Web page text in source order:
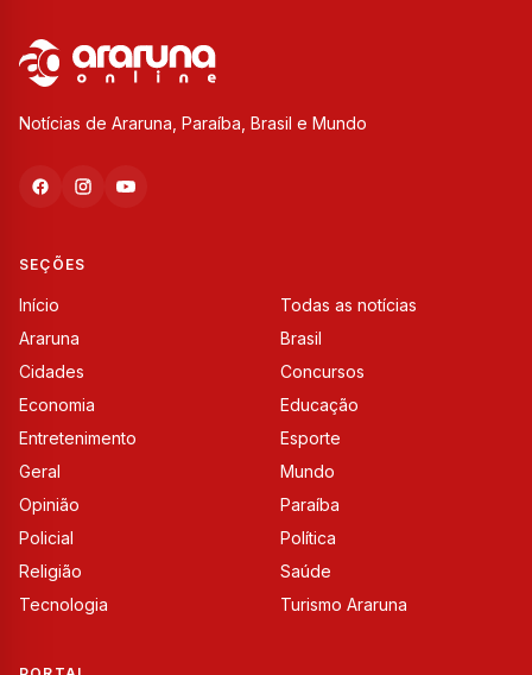
Notícias de Araruna, Paraíba, Brasil e Mundo
SEÇÕES
Início
Todas as notícias
Araruna
Brasil
Cidades
Concursos
Economia
Educação
Entretenimento
Esporte
Geral
Mundo
Opinião
Paraíba
Policial
Política
Religião
Saúde
Tecnologia
Turismo Araruna